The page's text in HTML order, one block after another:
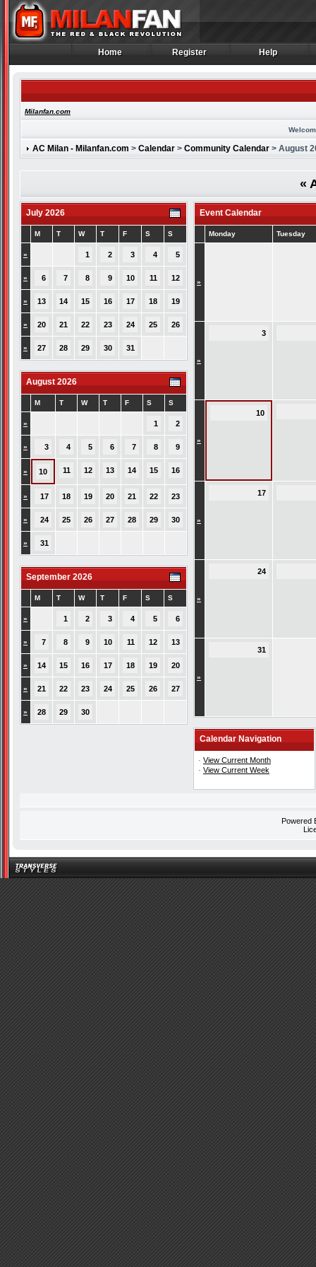
Home
Home Register
Register Help
Help
Milanfan.com
AC Milan - Milanfan.com > Calendar > Community Calendar > August
«
July 2026
M T W T F S S
» 1 2 3 4 5
» 6 7 8 9 10 11 12
» 13 14 15 16 17 18 19
» 20 21 22 23 24 25 26
» 27 28 29 30 31
August 2026
M T W T F S S
» 1 2
» 3 4 5 6 7 8 9
» 10 11 12 13 14 15 16
» 17 18 19 20 21 22 23
» 24 25 26 27 28 29 30
» 31
September 2026
M T W T F S S
» 1 2 3 4 5 6
» 7 8 9 10 11 12 13
» 14 15 16 17 18 19 20
» 21 22 23 24 25 26 27
» 28 29 30
Event Calendar
Monday Tuesday
»
»
3
»
10
»
17
»
24
»
31
Calendar Navigation
· View Current Month
· View Current Week
Powered